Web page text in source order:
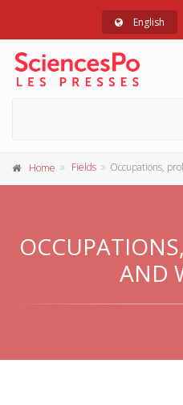
English
Home Fields Occupations,
AND